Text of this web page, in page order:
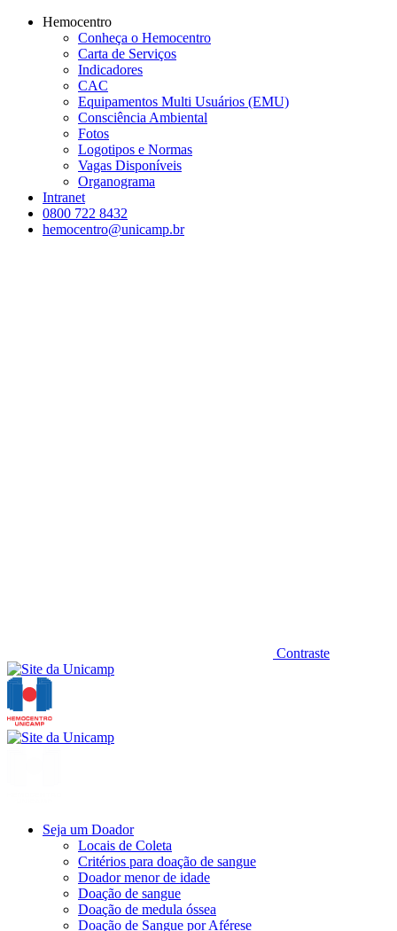
Conteúdo principal
Hemocentro
Conheça o Hemocentro
Carta de Serviços
Indicadores
CAC
Equipamentos Multi Usuários (EMU)
Consciência Ambiental
Fotos
Logotipos e Normas
Vagas Disponíveis
Organograma
Intranet
0800 722 8432
hemocentro@unicamp.br
Contraste
Seja um Doador
Locais de Coleta
Critérios para doação de sangue
Doador menor de idade
Doação de sangue
Doação de medula óssea
Doação de Sangue por Aférese